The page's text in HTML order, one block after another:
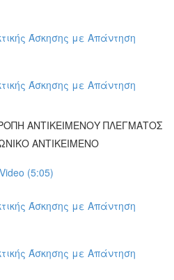
Άσκησης με Απάντηση
Άσκησης με Απάντηση
ΑΝΤΙΚΕΙΜΕΝΟΥ ΠΛΕΓΜΑΤΟΣ
ΑΝΤΙΚΕΙΜΕΝΟ
(5:05)
Άσκησης με Απάντηση
Άσκησης με Απάντηση